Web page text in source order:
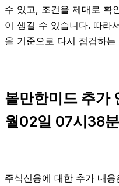
수 있고, 조건을 제대로 확
이 생길 수 있습니다. 따라
을 기준으로 다시 점검하
볼만한미드 추가
월02일 07시38분
주식신용에 대한 추가 내용